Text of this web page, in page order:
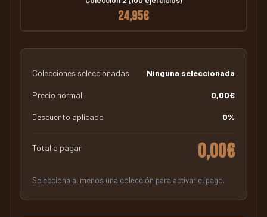
24,95€
Colecciones seleccionadas Ninguna seleccionada
Precio normal 0,00€
Descuento aplicado 0%
Total a pagar 0,00€
Selecciona al menos una colección para activar el pago.